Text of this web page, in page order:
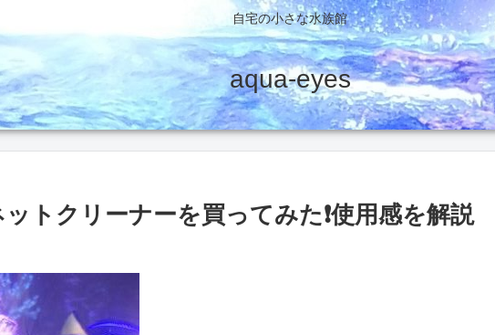
自宅の小さな水族館
aqua-eyes
トクリーナーを買ってみた❗使用感を解説